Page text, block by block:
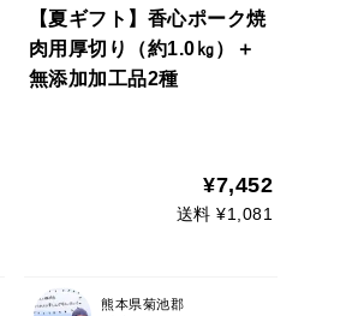
【夏ギフト】香心ポーク焼
肉用厚切り（約1.0㎏）＋
無添加加工品2種
¥7,452
送料 ¥1,081
熊本県菊池郡